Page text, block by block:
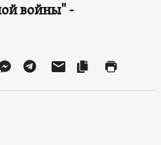
войны" -